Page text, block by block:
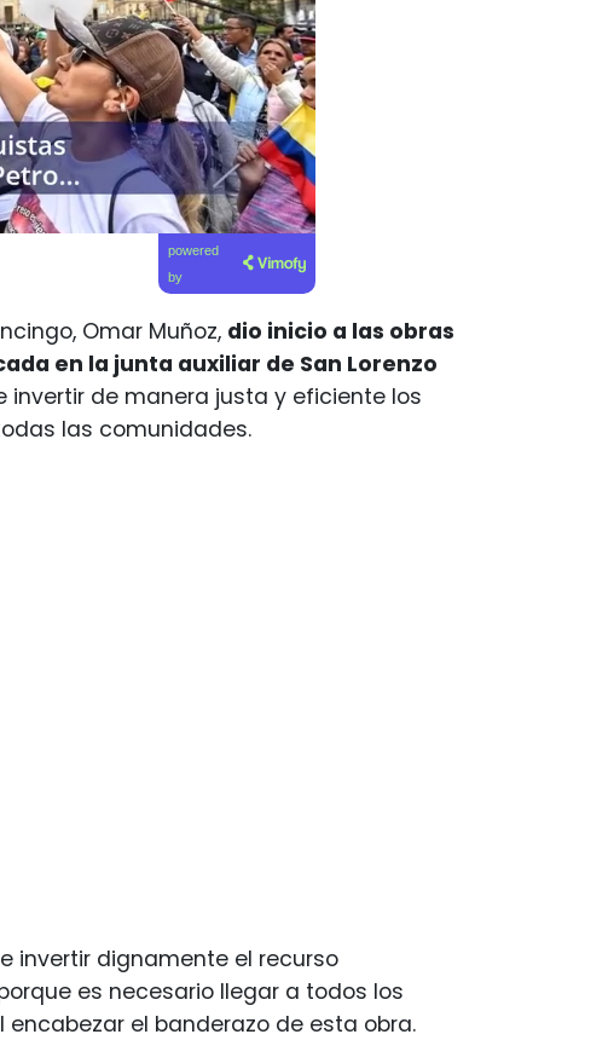
powered
by
Omar Muñoz, dio inicio a las obras
en la junta auxiliar de San Lorenzo
de manera justa y eficiente los
las comunidades.
invertir dignamente el recurso
es necesario llegar a todos los
el banderazo de esta obra.